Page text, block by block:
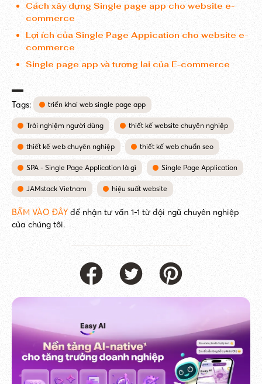
Cách xây dựng Single page app cho website e-
commerce
Lợi ích của Single Page Appication cho website e-
commerce
Single page app và tương lai của E-commerce
Tags: triển khai web single page app
Trải nghiệm người dùng thiết kế website chuyên nghiệp
thiết kế web chuyên nghiệp thiết kế web chuẩn seo
SPA - Single Page Application là gì Single Page Application
JAMstack Vietnam hiệu suất website
BẤM VÀO ĐÂY để nhận tư vấn 1-1 từ đội ngũ chuyên nghiệp
của chúng tôi.